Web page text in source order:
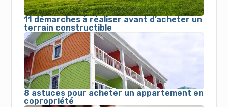
11 démarches à réaliser avant d’acheter un
terrain constructible
8 astuces pour acheter un appartement en
copropriété